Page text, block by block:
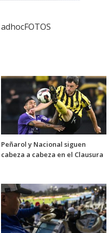
Peñarol y Nacional siguen
cabeza a cabeza en el Clausura